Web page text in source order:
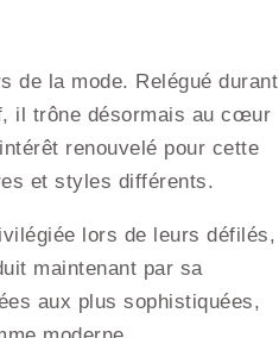
de la mode. Relégué durant
il trône désormais au cœur
renouvelé pour cette
et styles différents.
lors de leurs défilés,
maintenant par sa
aux plus sophistiquées,